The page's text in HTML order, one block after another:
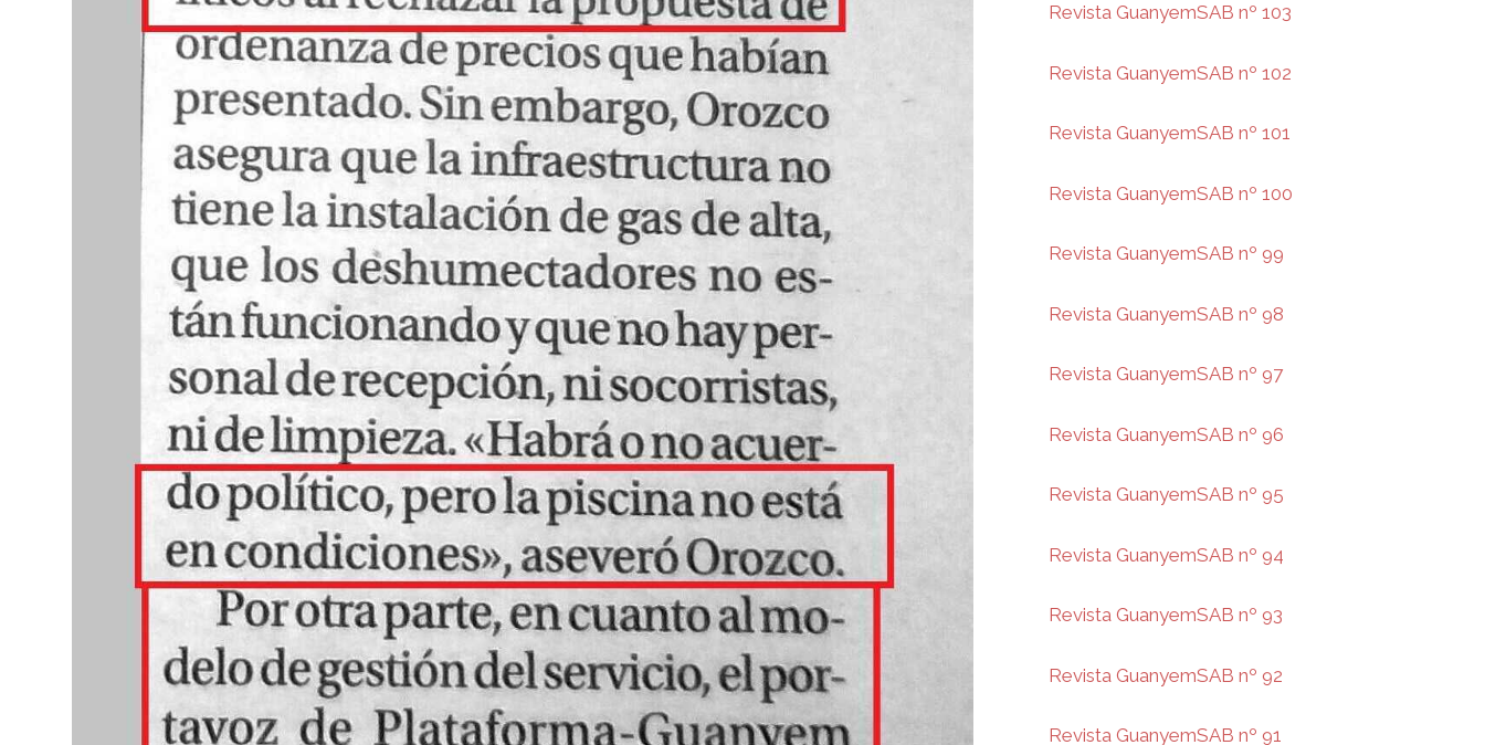
Revista GuanyemSAB nº 103
Revista GuanyemSAB nº 102
Revista GuanyemSAB nº 101
Revista GuanyemSAB nº 100
Revista GuanyemSAB nº 99
Revista GuanyemSAB nº 98
Revista GuanyemSAB nº 97
Revista GuanyemSAB nº 96
Revista GuanyemSAB nº 95
Revista GuanyemSAB nº 94
Revista GuanyemSAB nº 93
Revista GuanyemSAB nº 92
Revista GuanyemSAB nº 91